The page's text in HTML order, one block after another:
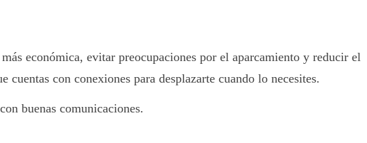
económica, evitar preocupaciones por el aparcamiento y reducir el
con conexiones para desplazarte cuando lo necesites.
buenas comunicaciones.